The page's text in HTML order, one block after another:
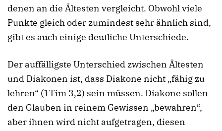
denen an die Ältesten vergleicht. Obwohl viele
Punkte gleich oder zumindest sehr ähnlich sind,
gibt es auch einige deutliche Unterschiede.
Der auffälligste Unterschied zwischen Ältesten
und Diakonen ist, dass Diakone nicht „fähig zu
lehren“ (1Tim 3,2) sein müssen. Diakone sollen
den Glauben in reinem Gewissen „bewahren“,
aber ihnen wird nicht aufgetragen, diesen